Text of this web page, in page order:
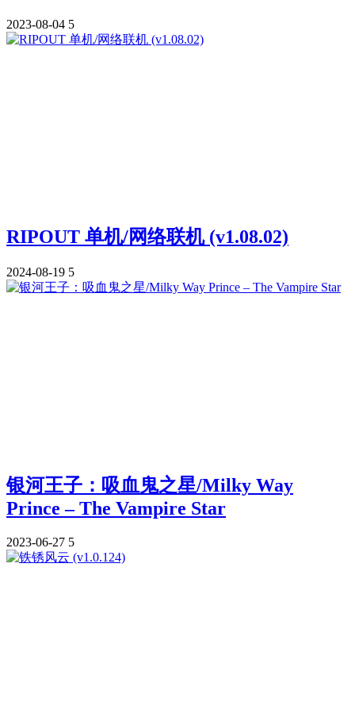
2023-08-04 5
RIPOUT 单机/网络联机 (v1.08.02)
2024-08-19 5
银河王子：吸血鬼之星/Milky Way
Prince – The Vampire Star
2023-06-27 5